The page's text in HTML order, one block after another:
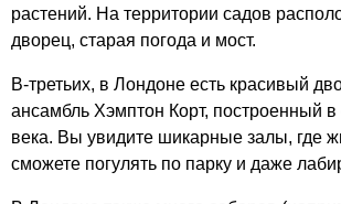
растений. На территории садов
дворец, старая погода и мост.
В-третьих, в Лондоне есть красивый
ансамбль Хэмптон Корт, построенный
века. Вы увидите шикарные залы, где
сможете погулять по парку и даже